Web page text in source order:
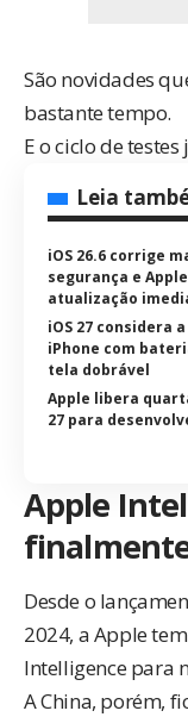
São novidades
bastante tempo.
E o ciclo de
Leia
iOS 26.6 corrige
segurança e
atualização
iOS 27 considera
iPhone com
tela dobrável
Apple libera
27 para
Apple
Desde o
2024, a Apple
Intelligence para
A China, porém,